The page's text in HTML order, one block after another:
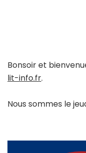
Bonsoir et
lit-info.fr.
Nous sommes le